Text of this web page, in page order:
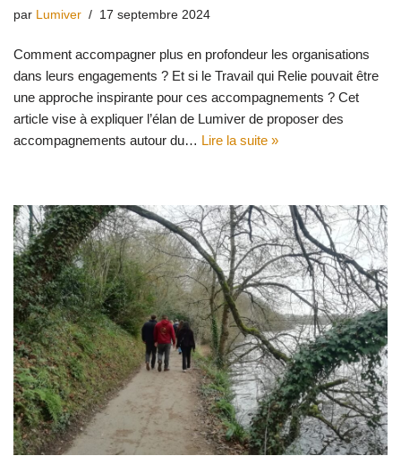
par Lumiver 17 septembre 2024
Comment accompagner plus en profondeur les organisations
dans leurs engagements ? Et si le Travail qui Relie pouvait être
une approche inspirante pour ces accompagnements ? Cet
article vise à expliquer l’élan de Lumiver de proposer des
accompagnements autour du… Lire la suite »